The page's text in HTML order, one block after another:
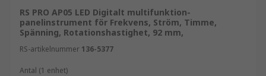
RS PRO AP05 LED Digitalt multifunktion-
panelinstrument för Frekvens, Ström, Timme,
Spänning, Rotationshastighet, 92 mm,
RS-artikelnummer 136-5377
Antal (1 enhet)